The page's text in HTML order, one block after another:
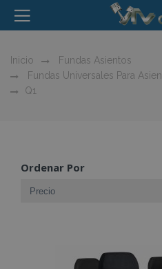
Inicio
Fundas Asientos
Fundas Universales Para
Q1
Ordenar Por